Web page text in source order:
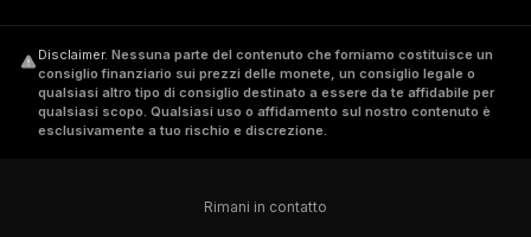
Disclaimer. Nessuna parte del contenuto che forniamo costituisce un
consiglio finanziario sui prezzi delle monete, un consiglio legale o
qualsiasi altro tipo di consiglio destinato a essere da te affidabile per
qualsiasi scopo. Qualsiasi uso o affidamento sul nostro contenuto è
esclusivamente a tuo rischio e discrezione.
Rimani in contatto